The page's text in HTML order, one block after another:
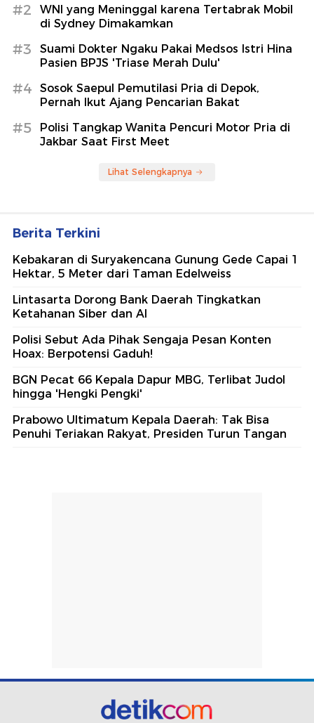
#2
WNI yang Meninggal karena Tertabrak Mobil
di Sydney Dimakamkan
#3
Suami Dokter Ngaku Pakai Medsos Istri Hina
Pasien BPJS 'Triase Merah Dulu'
#4
Sosok Saepul Pemutilasi Pria di Depok,
Pernah Ikut Ajang Pencarian Bakat
#5
Polisi Tangkap Wanita Pencuri Motor Pria di
Jakbar Saat First Meet
Lihat Selengkapnya
Berita Terkini
Kebakaran di Suryakencana Gunung Gede Capai 1
Hektar, 5 Meter dari Taman Edelweiss
Lintasarta Dorong Bank Daerah Tingkatkan
Ketahanan Siber dan AI
Polisi Sebut Ada Pihak Sengaja Pesan Konten
Hoax: Berpotensi Gaduh!
BGN Pecat 66 Kepala Dapur MBG, Terlibat Judol
hingga 'Hengki Pengki'
Prabowo Ultimatum Kepala Daerah: Tak Bisa
Penuhi Teriakan Rakyat, Presiden Turun Tangan